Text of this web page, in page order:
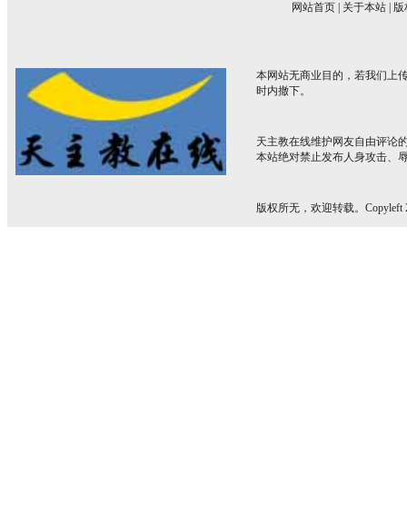
网站首页 关于本站 版
本网站无商业目的，若我们上
时内撤下。
天主教在线维护网友自由评论
本站绝对禁止发布人身攻击、
版权所无，欢迎转载。